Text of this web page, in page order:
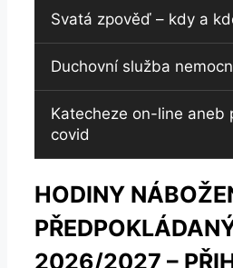
Svatá zpověď – kdy a
Duchovní služba
Katecheze on-line aneb
covid
HODINY
2026/2027 –